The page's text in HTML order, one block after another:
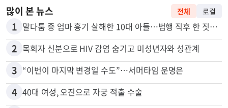
많이 본 뉴스 전체 로컬
1 말다툼 중 엄마 흉기 살해한 10대 아들…범행 직후 한 짓 충격
2 목회자 신분으로 HIV 감염 숨기고 미성년자와 성관계
3 “이번이 마지막 변경일 수도”…서머타임 운명은
4 40대 여성, 오진으로 자궁 적출 수술